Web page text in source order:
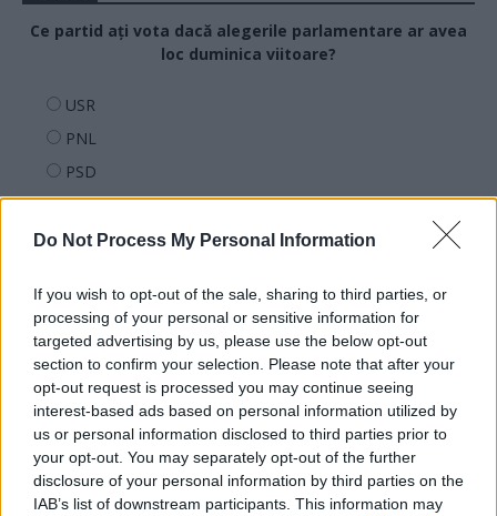
Do Not Process My Personal Information
If you wish to opt-out of the sale, sharing to third parties, or
processing of your personal or sensitive information for
targeted advertising by us, please use the below opt-out
section to confirm your selection. Please note that after your
opt-out request is processed you may continue seeing
interest-based ads based on personal information utilized by
us or personal information disclosed to third parties prior to
your opt-out. You may separately opt-out of the further
disclosure of your personal information by third parties on the
IAB’s list of downstream participants. This information may
Ce partid ați vota dacă alegerile parlamentare ar avea
loc duminica viitoare?
USR
PNL
PSD
AUR
UDMR
Forța Dreptei (L. Orban)
PNȚMM
REPER
SENS
SOS (Șoșoacă)
POT (Gavrilă)
PACE (Peia)